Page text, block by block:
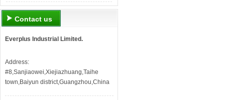
Contact us
Everplus Industrial Limited.
Address:
#8,Sanjiaowei,Xiejiazhuang,Taihe
town,Baiyun district,Guangzhou,China